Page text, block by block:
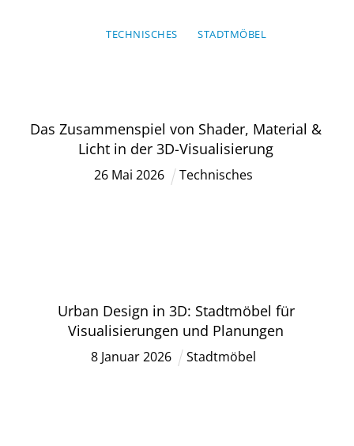
TECHNISCHES STADTMÖBEL
Das Zusammenspiel von Shader, Material &
Licht in der 3D-Visualisierung
26 Mai 2026 Technisches
Urban Design in 3D: Stadtmöbel für
Visualisierungen und Planungen
8 Januar 2026 Stadtmöbel